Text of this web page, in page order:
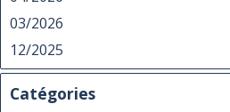
03/2026
12/2025
Catégories